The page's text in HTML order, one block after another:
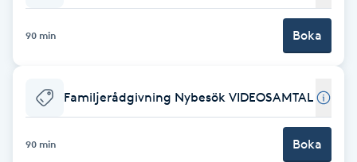
Bottenfärg
Brynformning
Brynfärgning
90 min Boka
Familjerådgivning Nybesök VIDEOSAMTAL
90 min Boka